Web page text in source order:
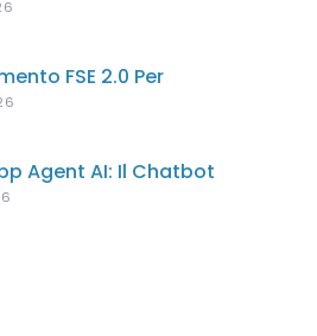
E Supporto Per PMI
FSE 2.0 Per
Privati
Agent AI: Il Chatbot
Che Risponde Ai Tuoi